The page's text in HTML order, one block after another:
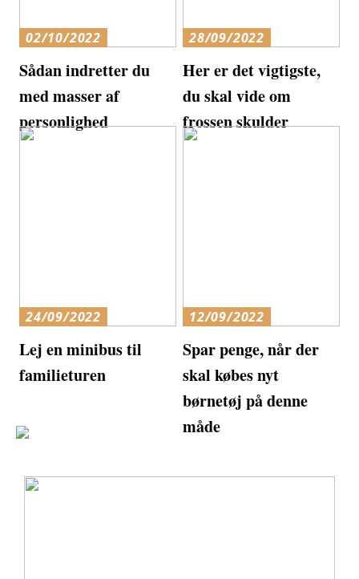
02/10/2022
Sådan indretter du
med masser af
personlighed
28/09/2022
Her er det vigtigste,
du skal vide om
frossen skulder
24/09/2022
Lej en minibus til
familieturen
12/09/2022
Spar penge, når der
skal købes nyt
børnetøj på denne
måde